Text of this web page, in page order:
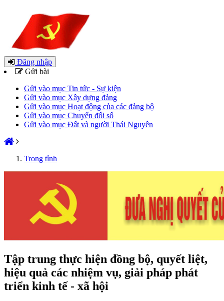
Đăng nhập
Gửi bài
Gửi vào mục Tin tức - Sự kiện
Gửi vào mục Xây dựng đảng
Gửi vào mục Hoạt động của các đảng bộ
Gửi vào mục Chuyển đổi số
Gửi vào mục Đất và người Thái Nguyên
Trong tỉnh
Tập trung thực hiện đồng bộ, quyết liệt,
hiệu quả các nhiệm vụ, giải pháp phát
triển kinh tế - xã hội